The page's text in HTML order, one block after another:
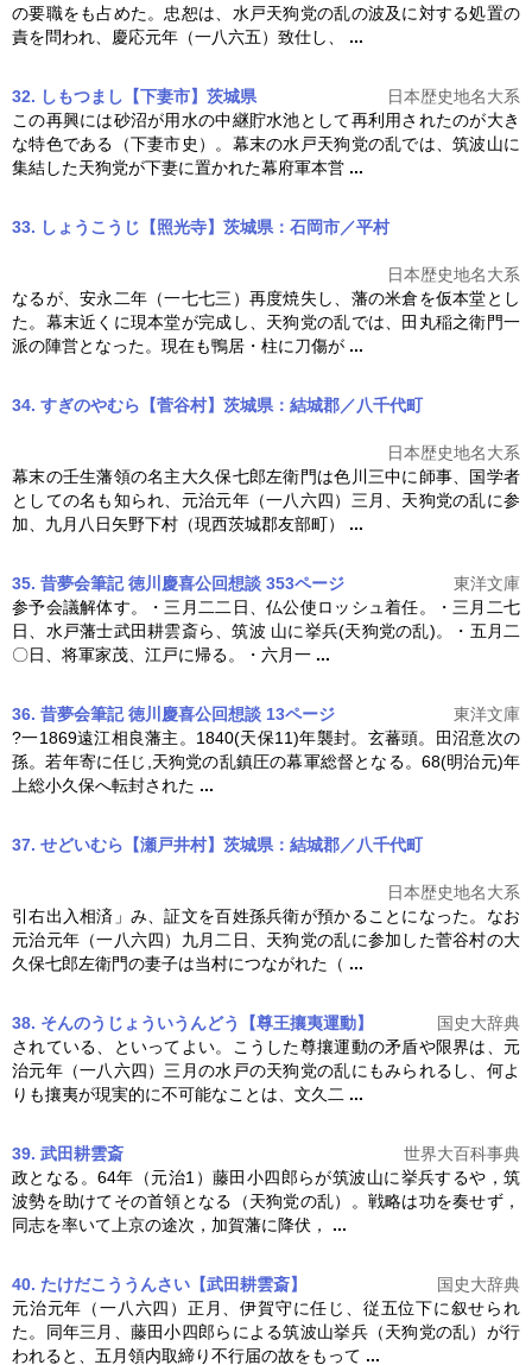
の要職をも占めた。忠恕は、水戸天狗党の乱の波及に対する処置の
責を問われ、慶応元年（一八六五）致仕し、 ...
32. しもつまし【下妻市】茨城県
日本歴史地名大系
この再興には砂沼が用水の中継貯水池として再利用されたのが大き
な特色である（下妻市史）。幕末の水戸天狗党の乱では、筑波山に
集結した天狗党が下妻に置かれた幕府軍本営 ...
33. しょうこうじ【照光寺】茨城県：石岡市／平村
日本歴史地名大系
なるが、安永二年（一七七三）再度焼失し、藩の米倉を仮本堂とし
た。幕末近くに現本堂が完成し、 天狗党の乱では、田丸稲之衛門一
派の陣営となった。現在も鴨居・柱に刀傷が ...
34. すぎのやむら【菅谷村】茨城県：結城郡／八千代町
日本歴史地名大系
幕末の壬生藩領の名主大久保七郎左衛門は色川三中に師事、国学者
としての名も知られ、元治元年（一八六四）三月、 天狗党の乱に参
加、九月八日矢野下村（現西茨城郡友部町） ...
35. 昔夢会筆記 徳川慶喜公回想談 353ページ
東洋文庫
参予会議解体す。・三月二二日、仏公使ロッシュ着任。・三月二七
日、水戸藩士武田耕雲斎ら、筑波 山に挙兵(天狗党の乱)。・五月二
〇日、将軍家茂、江戸に帰る。・六月一 ...
36. 昔夢会筆記 徳川慶喜公回想談 13ページ
東洋文庫
?一1869遠江相良藩主。1840(天保11)年襲封。玄蕃頭。田沼意次の
孫。若年寄に任じ, 天狗党の乱鎮圧の幕軍総督となる。68(明治元)年
上総小久保へ転封された ...
37. せどいむら【瀬戸井村】茨城県：結城郡／八千代町
日本歴史地名大系
引右出入相済」み、証文を百姓孫兵衛が預かることになった。なお
元治元年（一八六四）九月二日、 天狗党の乱に参加した菅谷村の大
久保七郎左衛門の妻子は当村につながれた（ ...
38. そんのうじょういうんどう【尊王攘夷運動】
国史大辞典
されている、といってよい。こうした尊攘運動の矛盾や限界は、元
治元年（一八六四）三月の水戸の天狗党の乱にもみられるし、何よ
りも攘夷が現実的に不可能なことは、文久二 ...
39. 武田耕雲斎
世界大百科事典
政となる。64年（元治1）藤田小四郎らが筑波山に挙兵するや，筑
波勢を助けてその首領となる（天狗党の乱）。戦略は功を奏せず，
同志を率いて上京の途次，加賀藩に降伏， ...
40. たけだこううんさい【武田耕雲斎】
国史大辞典
元治元年（一八六四）正月、伊賀守に任じ、従五位下に叙せられ
た。同年三月、藤田小四郎らによる筑波山挙兵（天狗党の乱）が行
われると、五月領内取締り不行届の故をもって ...